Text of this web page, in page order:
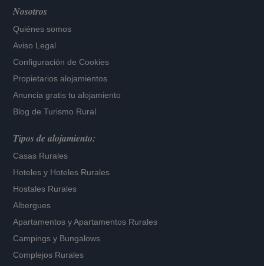
Nosotros
Quiénes somos
Aviso Legal
Configuración de Cookies
Propietarios alojamientos
Anuncia gratis tu alojamiento
Blog de Turismo Rural
Tipos de alojamiento:
Casas Rurales
Hoteles y Hoteles Rurales
Hostales Rurales
Albergues
Apartamentos yApartamentos Rurales
Campings y Bungalows
Complejos Rurales